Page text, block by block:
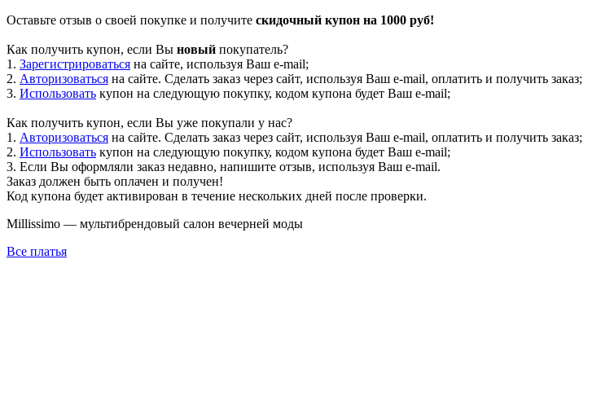
Оставьте отзыв о своей покупке и получите скидочный купон на 1000 руб!
Как получить купон, если Вы новый покупатель?
1. Зарегистрироваться на сайте, используя Ваш e-mail;
2. Авторизоваться на сайте. Сделать заказ через сайт, используя Ваш e-mail, оплатить и получить заказ;
3. Использовать купон на следующую покупку, кодом купона будет Ваш e-mail;
Как получить купон, если Вы уже покупали у нас?
1. Авторизоваться на сайте. Сделать заказ через сайт, используя Ваш e-mail, оплатить и получить заказ;
2. Использовать купон на следующую покупку, кодом купона будет Ваш e-mail;
3. Если Вы оформляли заказ недавно, напишите отзыв, используя Ваш e-mail.
Заказ должен быть оплачен и получен!
Код купона будет активирован в течение нескольких дней после проверки.
Millissimo — мультибрендовый салон вечерней моды
Все платья